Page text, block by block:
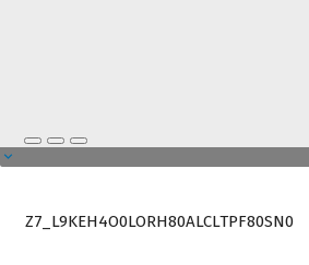
Z7_L9KEH4O0LORH80ALCLTPF80SN0